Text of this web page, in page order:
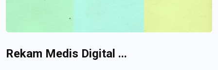
Rekam Medis Digital ...